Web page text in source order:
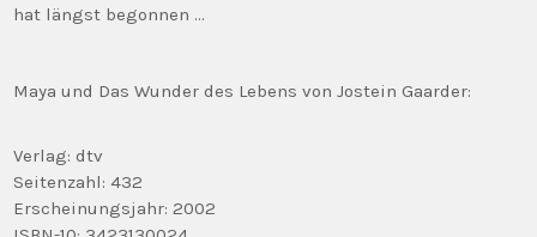
hat längst begonnen …
Maya und Das Wunder des Lebens von Jostein Gaarder:
Verlag: dtv
Seitenzahl: 432
Erscheinungsjahr: 2002